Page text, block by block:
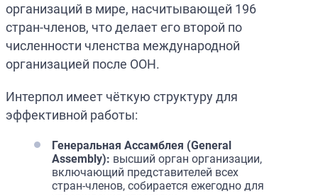
организаций в мире, насчитывающей 196
стран-членов, что делает его второй по
численности членства международной
организацией после ООН.
Интерпол имеет чёткую структуру для
эффективной работы:
Генеральная Ассамблея (General
Assembly): высший орган организации,
включающий представителей всех
стран-членов, собирается ежегодно для